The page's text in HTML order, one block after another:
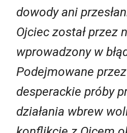
dowody ani
Ojciec został przez
wprowadzony w
Podejmowane
desperackie próby
działania wbrew